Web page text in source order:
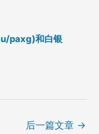
paxg)和白银
后一篇文章 →